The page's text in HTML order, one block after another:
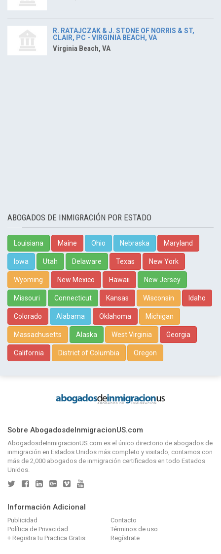
R. RATAJCZAK & J. STONE OF NORRIS & ST,
CLAIR, PC - VIRGINIA BEACH, VA
Virginia Beach, VA
ABOGADOS DE INMIGRACIÓN POR ESTADO
Louisiana Maine Ohio Nebraska Maryland
Iowa Utah Delaware Texas New York
Wyoming New Mexico Hawaii New Jersey
Missouri Connecticut Kansas Wisconsin Idaho
Colorado Alabama Oklahoma Michigan
Massachusetts Alaska West Virginia Georgia
California District of Columbia Oregon
Sobre AbogadosdeInmigracionUS.com
AbogadosdeInmigracionUS.com es el único directorio de abogados de
inmigración en Estados Unidos más completo y visitado, contamos con
más de 2,000 abogados de inmigración certificados en todo Estados
Unidos.
Información Adicional
Publicidad
Contacto
Política de Privacidad
Términos de uso
+ Registra tu Practica Gratis
Regístrate